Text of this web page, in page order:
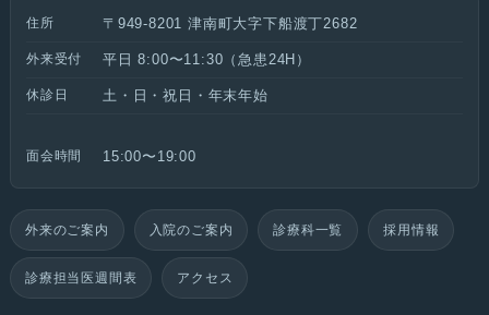
住所 〒949-8201 津南町大字下船渡丁2682
外来受付 平日 8:00〜11:30（急患24H）
休診日 土・日・祝日・年末年始
面会時間 15:00〜19:00
外来のご案内 入院のご案内 診療科一覧 採用情報
診療担当医週間表 アクセス